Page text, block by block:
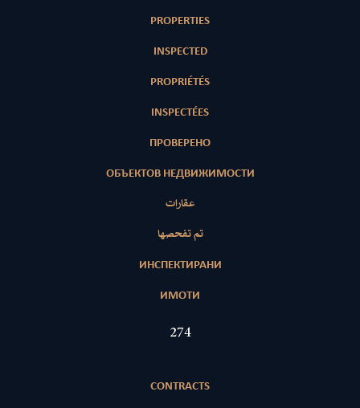
PROPERTIES
INSPECTED
PROPRIÉTÉS
INSPECTÉES
ПРОВЕРЕНО
ОБЪЕКТОВ НЕДВИЖИМОСТИ
عقارات
تم تفحصها
ИНСПЕКТИРАНИ
ИМОТИ
414
CONTRACTS